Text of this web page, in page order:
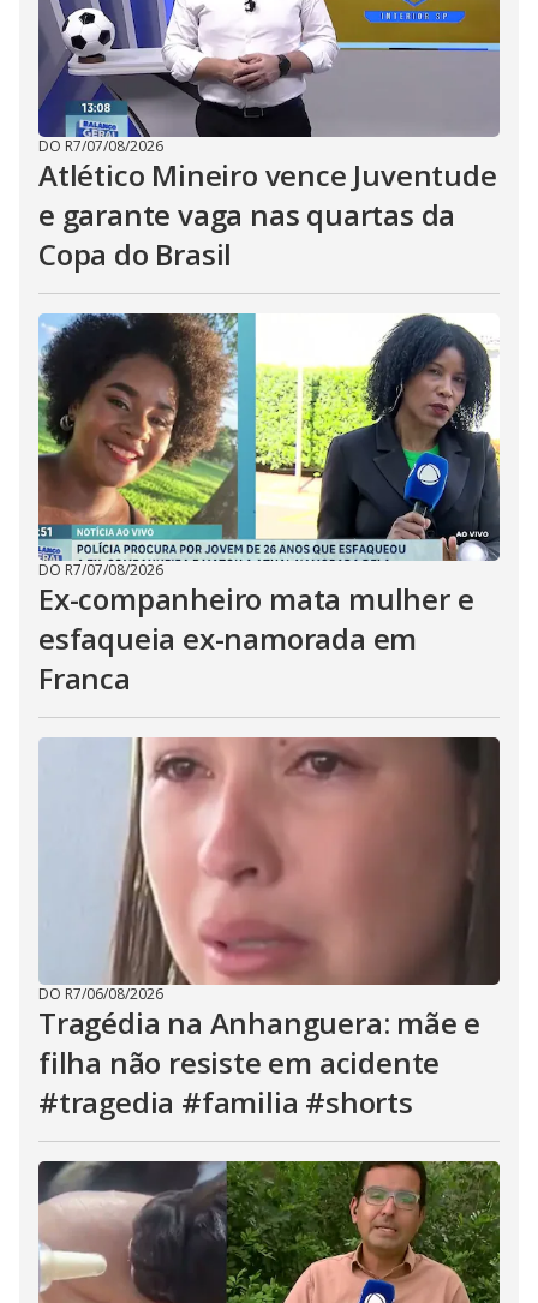
DO R7/07/08/2026
Atlético Mineiro vence Juventude
e garante vaga nas quartas da
Copa do Brasil
DO R7/07/08/2026
Ex-companheiro mata mulher e
esfaqueia ex-namorada em
Franca
DO R7/06/08/2026
Tragédia na Anhanguera: mãe e
filha não resiste em acidente
#tragedia #familia #shorts